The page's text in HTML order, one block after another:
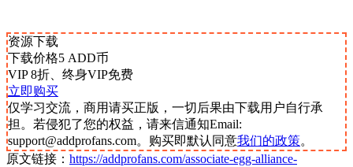
资源下载
下载价格5 ADD币
VIP 8折、终身VIP免费
立即购买
仅学习交流，商用请买正版，一切后果由下载用户自行承
担。若侵犯了您的权益，请来信通知Email:
support@addprofans.com。购买即默认同意我们的政策。
原文链接： https://addprofans.com/associate-egg-alliance-